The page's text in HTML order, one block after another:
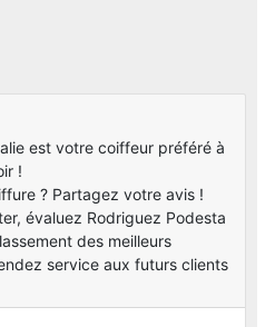
est votre coiffeur préféré à
!
? Partagez votre avis !
évaluez Rodriguez Podesta
des meilleurs
service aux futurs clients